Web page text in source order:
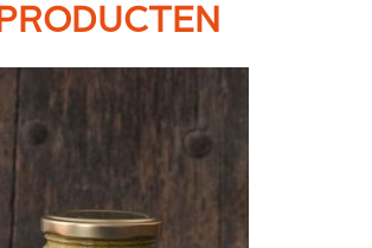
PRODUCTEN